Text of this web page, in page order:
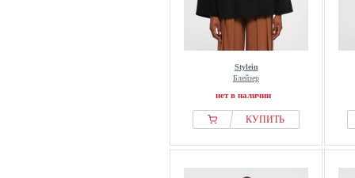
Stylein
Блейзер
нет в наличии
КУПИТЬ